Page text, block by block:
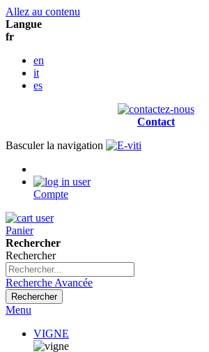
Allez au contenu
Langue
fr
en
it
es
Contact
Basculer la navigation
Compte
Panier
Rechercher
Rechercher
Recherche Avancée
Rechercher
Menu
VIGNE